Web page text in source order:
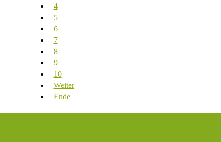
4
5
6
7
8
9
10
Weiter
Ende